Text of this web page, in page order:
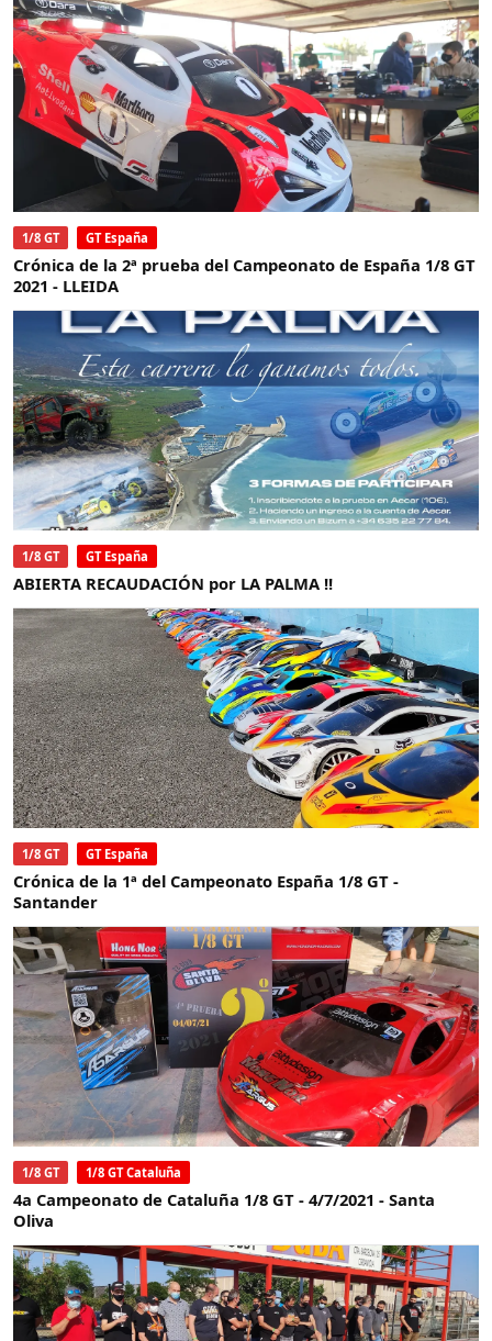
1/8 GT GT España
Crónica de la 2ª prueba del Campeonato de España 1/8 GT
2021 - LLEIDA
1/8 GT GT España
ABIERTA RECAUDACIÓN por LA PALMA !!
1/8 GT GT España
Crónica de la 1ª del Campeonato España 1/8 GT -
Santander
1/8 GT 1/8 GT Cataluña
4a Campeonato de Cataluña 1/8 GT - 4/7/2021 - Santa
Oliva